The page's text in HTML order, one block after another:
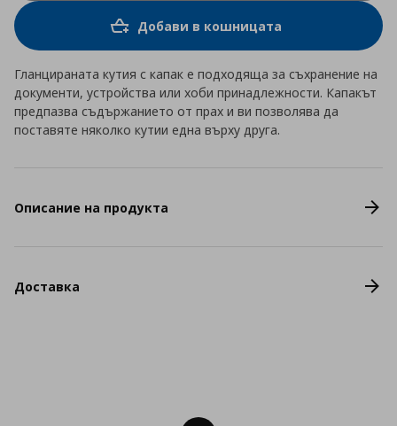
Добави в кошницата
Гланцираната кутия с капак е подходяща за съхранение на
документи, устройства или хоби принадлежности. Капакът
предпазва съдържанието от прах и ви позволява да
поставяте няколко кутии една върху друга.
Описание на продукта
Доставка